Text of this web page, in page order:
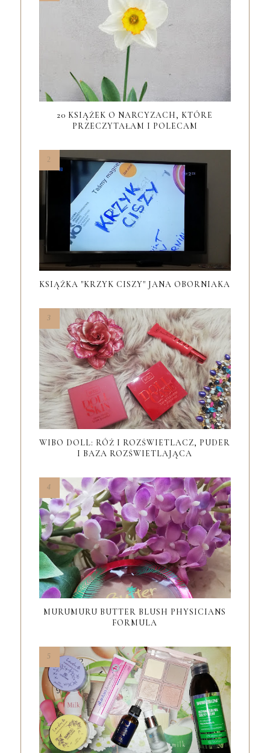
20 KSIĄŻEK O NARCYZACH, KTÓRE
PRZECZYTAŁAM I POLECAM
KSIĄŻKA "KRZYK CISZY" JANA OBORNIAKA
WIBO DOLL: RÓŻ I ROZŚWIETLACZ, PUDER
I BAZA ROZŚWIETLAJĄCA
MURUMURU BUTTER BLUSH PHYSICIANS
FORMULA